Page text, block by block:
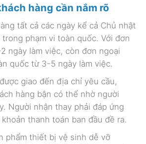
hàng cần nắm rõ
tất cả các ngày kể cả Chủ nhật
trong phạm vi toàn quốc. Với đơn
ngày làm việc, còn đơn ngoại
quốc từ 3-5 ngày làm việc.
giao đến địa chỉ yêu cầu,
hàng bận có thể nhờ người
Người nhận thay phải đáp ứng
thanh toán ban đầu đề ra.
phẩm thiết bị vệ sinh dễ vỡ